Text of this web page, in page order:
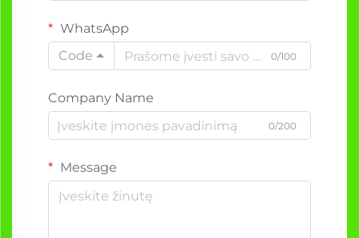
WhatsApp
Code
0/100
Company Name
0/200
Message